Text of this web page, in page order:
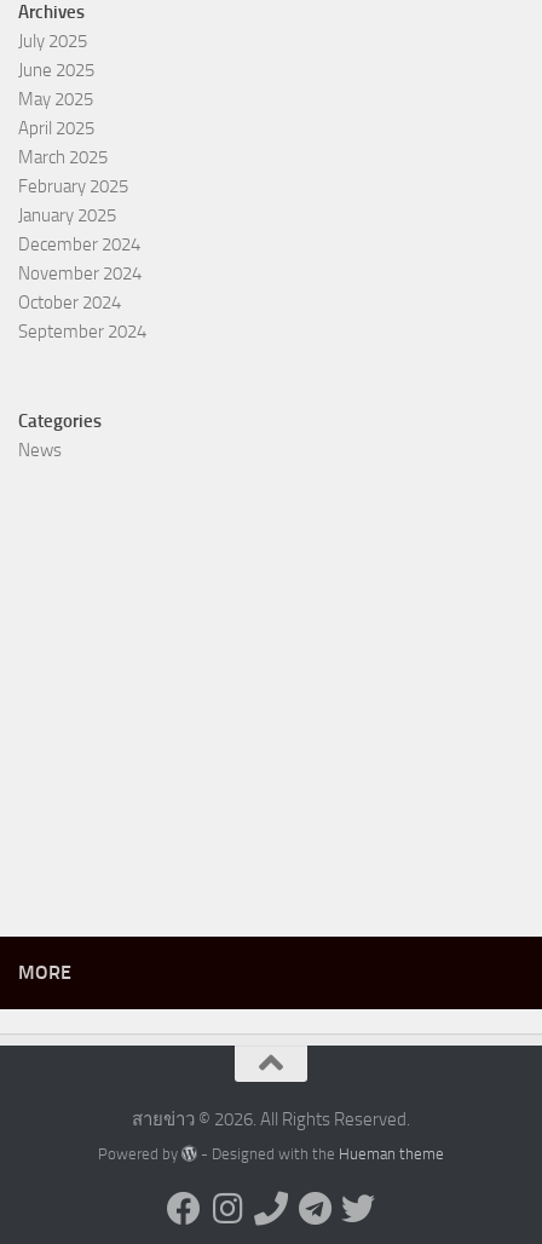
Archives
July 2025
June 2025
May 2025
April 2025
March 2025
February 2025
January 2025
December 2024
November 2024
October 2024
September 2024
Categories
News
MORE
สายข่าว © 2026. All Rights Reserved.
Powered by - Designed with the Hueman theme